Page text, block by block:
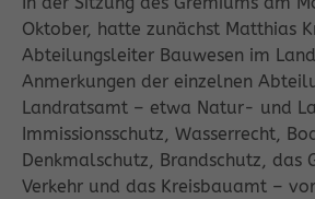
Oktober, hatte zunächst Matthias
Abteilungsleiter Bauwesen im
Anmerkungen der einzelnen
Landratsamt – etwa Natur- und
Immissionsschutz, Wasserrecht,
Denkmalschutz, Brandschutz, das
Verkehr und das Kreisbauamt –